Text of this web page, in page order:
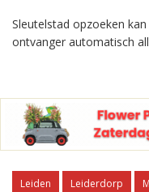
Sleutelstad opzoeken
ontvanger automatisch
Leiden Leiderdorp